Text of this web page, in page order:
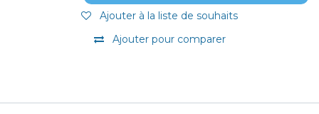
Ajouter pour comparer
Ajouter à la liste de souhaits